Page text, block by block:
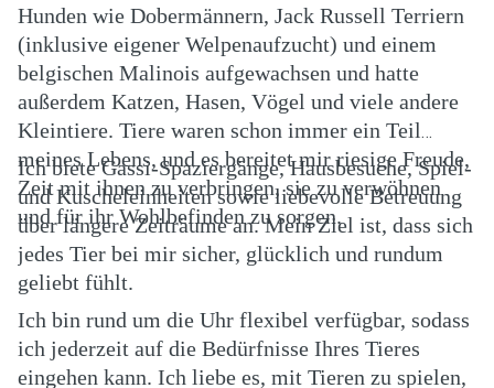
Hunden wie Dobermännern, Jack Russell Terriern
(inklusive eigener Welpenaufzucht) und einem
belgischen Malinois aufgewachsen und hatte
außerdem Katzen, Hasen, Vögel und viele andere
Kleintiere. Tiere waren schon immer ein Teil
meines Lebens, und es bereitet mir riesige Freude,
Zeit mit ihnen zu verbringen, sie zu verwöhnen
und für ihr Wohlbefinden zu sorgen.
Ich biete Gassi-Spaziergänge, Hausbesuche, Spiel-
und Kuscheleinheiten sowie liebevolle Betreuung
über längere Zeiträume an. Mein Ziel ist, dass sich
jedes Tier bei mir sicher, glücklich und rundum
geliebt fühlt.
Ich bin rund um die Uhr flexibel verfügbar, sodass
ich jederzeit auf die Bedürfnisse Ihres Tieres
eingehen kann. Ich liebe es, mit Tieren zu spielen,